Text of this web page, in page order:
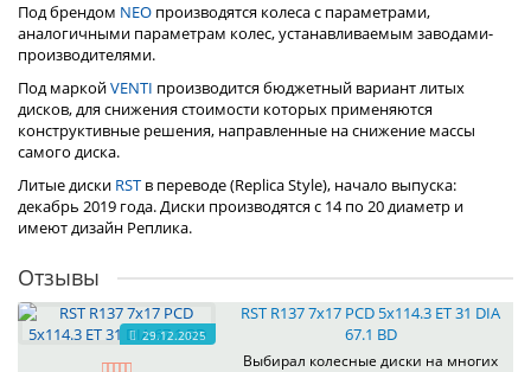
Под брендом NEO производятся колеса с параметрами,
аналогичными параметрам колес, устанавливаемым заводами-
производителями.
Под маркойVENTI производится бюджетный вариант литых
дисков, для снижения стоимости которых применяются
конструктивные решения, направленные на снижение массы
самого диска.
Литые диски RST в переводе (Replica Style), начало выпуска:
декабрь 2019 года. Диски производятся с 14 по 20 диаметр и
имеют дизайн Реплика.
Отзывы
29.12.2025
RST R137 7x17 PCD 5x114.3 ET 31 DIA
67.1 BD
Выбирал колесные диски на многих